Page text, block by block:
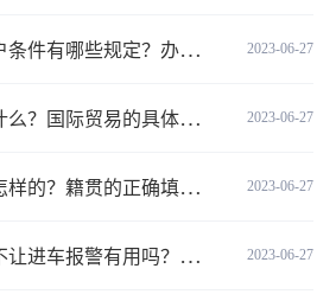
2023-06-27
办理收养登记的事实收养情况有几种？
2023-06-27
易的具体流程的内容都有哪些？
2023-06-27
正确填写规范是什么？-天天微动态
2023-06-27
吗？小区不让业主进车该怎么投诉？